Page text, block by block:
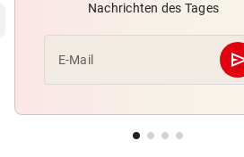
Thailand: Teenager richtete
Blutbad in Schule an
vor
sondergleichen!“
Nachrichten des Tages
E-Mail